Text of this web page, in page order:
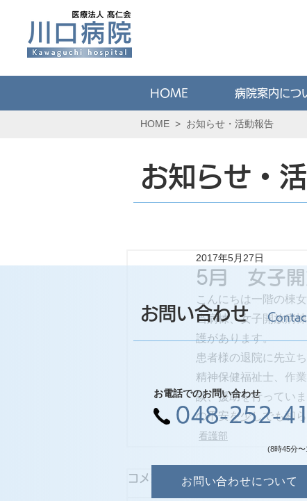
HOME 病院案内につ
HOME > お知らせ・活動報告
お知らせ・
5月 女子開
2017年5月27日
こんにちは一階の棟
当病棟、女子開放病
護があります。
患者様の退院に先立
精神保健福祉士、作
談、援助を行ってい
の不安を少しでも和
看護部
コメント
お問い合わせ
お電話でのお問い合わせ
048-252-
(8時45分
お問い合わせについて